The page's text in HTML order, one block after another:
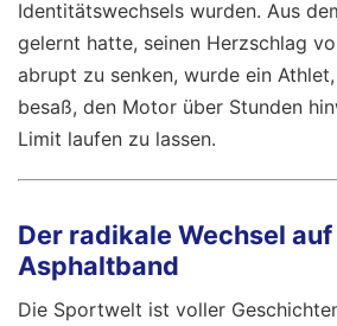
Identitätswechsels wurden. Aus
gelernt hatte, seinen Herzschlag
abrupt zu senken, wurde ein
besaß, den Motor über Stunden
Limit laufen zu lassen.
Der radikale Wechsel
Asphaltband
Die Sportwelt ist voller